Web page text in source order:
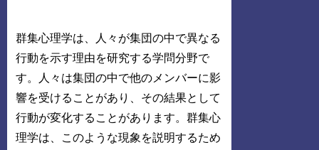
群集心理学は、人々が集団の中で異なる
行動を示す理由を研究する学問分野で
す。人々は集団の中で他のメンバーに影
響を受けることがあり、その結果として
行動が変化することがあります。群集心
理学は、このような現象を説明するため